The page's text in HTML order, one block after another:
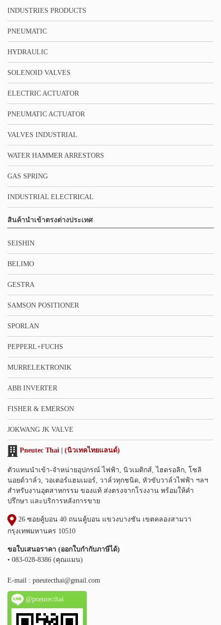
INDUSTRIES PRODUCTS
PNEUMATIC
HYDRAULIC
SOLENOID VALVES
ELECTRIC ACTUATOR
PNEUMATIC ACTUATOR
VALVES INDUSTRIAL
WATER HAMMER ARRESTORS
GAS SPRING
INDUSTRIAL ELECTRICAL
สินค้านำเข้าตรงต่างประเทศ
SEISHIN
BELIMO
GESTRA
SAMSON POSITIONER
SPORLAN
PEPPERL+FUCHS
MURRELEKTRONIK
ABB INVERTER
FISHER & EMERSON
JOKWANG JK VALVE
Pneutec Thai | (นิวเทคไทยแลนด์)
ตัวแทนนำเข้า-จำหน่ายอุปกรณ์ ไฟฟ้า, นิวเมติกส์, ไฮดรอลิก, โซลิ
นอยด์วาล์ว, วอเตอร์แฮมเมอร์, วาล์วทุกชนิด, หัวขับวาล์วไฟฟ้า ฯลฯ
สำหรับงานอุตสาหกรรม ของแท้ ส่งตรงจากโรงงาน พร้อมให้คำ
ปรึกษา และบริการหลังการขาย
26 ซอยคู้บอน 40 ถนนคู้บอน แขวงบางชัน เขตคลองสามวา
กรุงเทพมหานคร 10510
ขอใบเสนอราคา (ออกใบกำกับภาษีได้)
• 083-028-8386 (คุณแมน)
E-mail : pneutecthai@gmail.com
@pneutecthai